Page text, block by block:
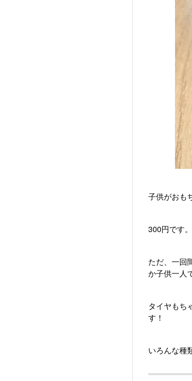
子供がおも
300円です
ただ、一回
か子供一人
タイヤもち
す！
いろんな種